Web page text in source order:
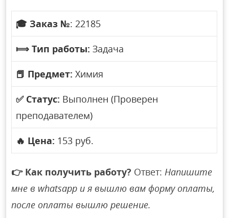
🎓 Заказ №: 22185
⟾ Тип работы: Задача
📕 Предмет: Химия
✅ Статус: Выполнен (Проверен
преподавателем)
🔥 Цена: 153 руб.
👉 Как получить работу? Ответ:Напишите
мне в whatsapp и я вышлю вам форму оплаты,
после оплаты вышлю решение.